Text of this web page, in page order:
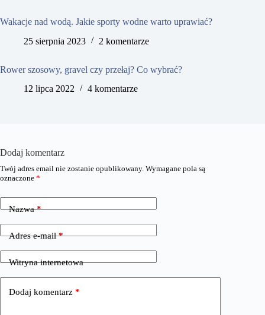
Wakacje nad wodą. Jakie sporty wodne warto uprawiać?
25 sierpnia 2023
2 komentarze
Rower szosowy, gravel czy przełaj? Co wybrać?
12 lipca 2022
4 komentarze
Dodaj komentarz
Twój adres email nie zostanie opublikowany. Wymagane pola są
oznaczone *
Nazwa*
Adres e-mail*
Witryna internetowa
Dodaj komentarz *